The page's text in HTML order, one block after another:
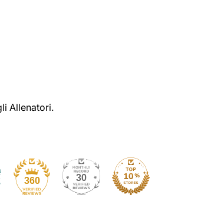
Allenatori.
360 30